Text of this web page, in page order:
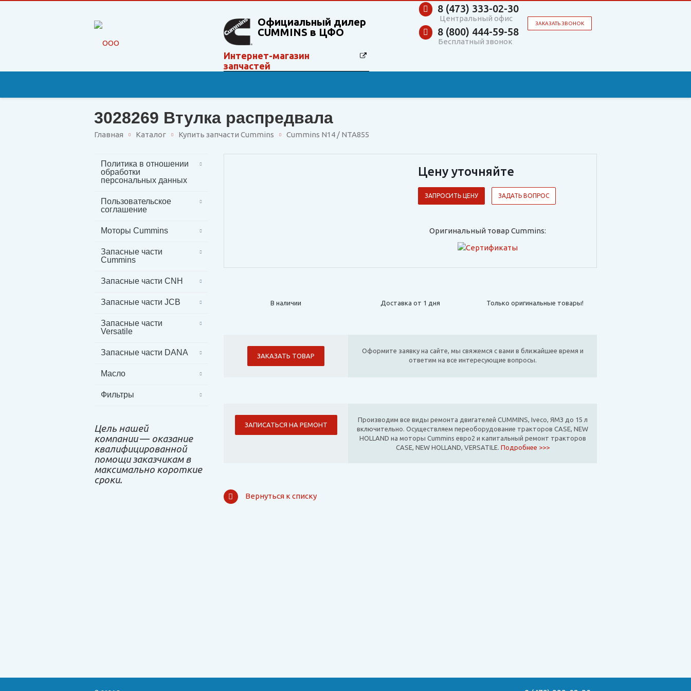
Официальный дилер
CUMMINS в ЦФО
Интернет-магазин
запчастей
ЗАКАЗАТЬ ЗВОНОК
8 (473) 333-02-30
Центральный офис
8 (800) 444-59-58
Бесплатный звонок
3028269 Втулка распредвала
Главная Каталог Купить запчасти Cummins Cummins N14 / NTA855
Политика в отношении
обработки
персональных данных
Пользовательское
соглашение
Моторы Cummins
Запасные части
Cummins
Запасные части CNH
Запасные части JCB
Запасные части
Versatile
Запасные части DANA
Масло
Фильтры
Цель нашей
компании— оказание
квалифицированной
помощи заказчикам в
максимально короткие
сроки.
Цену уточняйте
ЗАПРОСИТЬ ЦЕНУ ЗАДАТЬ ВОПРОС
Оригинальный товар Cummins:
В наличии Доставка от 1 дня Только оригинальные товары!
ЗАКАЗАТЬ ТОВАР
Оформите заявку на сайте, мы свяжемся с вами в ближайшее время и
ответим на все интересующие вопросы.
ЗАПИСАТЬСЯ НА РЕМОНТ
Производим все виды ремонта двигателей CUMMINS, Iveco, ЯМЗ до 15 л
включительно. Осуществляем переоборудование тракторов CASE, NEW
HOLLAND на моторы Cummins евро2 и капитальный ремонт тракторов
CASE, NEW HOLLAND, VERSATILE. Подробнее >>>
Вернуться к списку